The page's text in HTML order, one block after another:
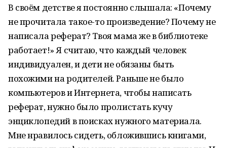
В своём детстве я постоянно слышала: «Почему
не прочитала такое-то произведение? Почему не
написала реферат? Твоя мама же в библиотеке
работает!» Я считаю, что каждый человек
индивидуален, и дети не обязаны быть
похожими на родителей. Раньше не было
компьютеров и Интернета, чтобы написать
реферат, нужно было пролистать кучу
энциклопедий в поисках нужного материала.
Мне нравилось сидеть, обложившись книгами,